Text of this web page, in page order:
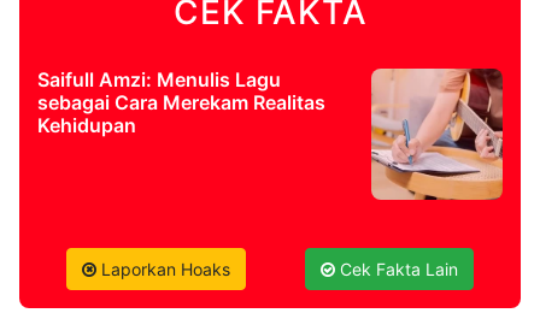
CEK FAKTA
Saifull Amzi: Menulis Lagu
sebagai Cara Merekam Realitas
Kehidupan
Laporkan Hoaks Cek Fakta Lain